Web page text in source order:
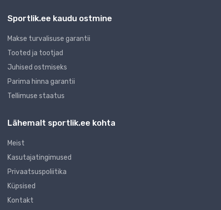
Sportlik.ee kaudu ostmine
Makse turvalisuse garantii
Tooted ja tootjad
Juhised ostmiseks
Parima hinna garantii
Tellimuse staatus
Lähemalt sportlik.ee kohta
Meist
Kasutajatingimused
Privaatsuspoliitika
Küpsised
Kontakt